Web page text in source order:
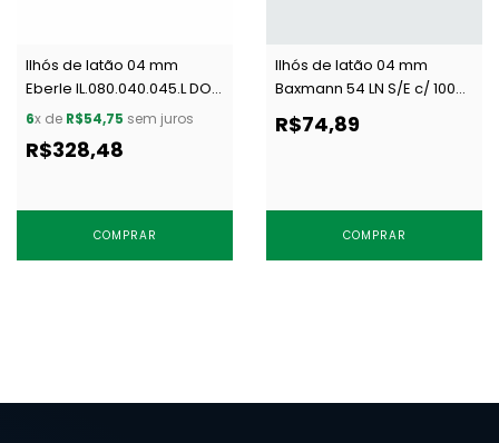
Ilhós de latão 04 mm
Eberle IL.080.040.045.L DOU
c/ 1000 un
6x de R$54,75 sem juros
R$328,48
COMPRAR
Ilhós de latão 04 mm
Baxmann 54 LN S/E c/ 1000
R$74,89
COMPRAR